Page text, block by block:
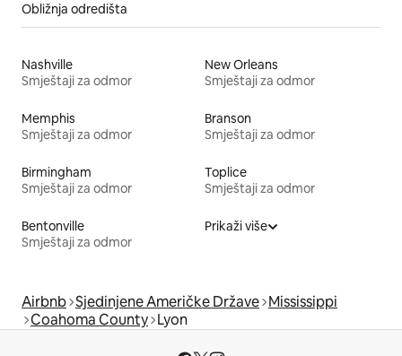
Obližnja odredišta
Nashville
Smještaji za odmor
New Orleans
Smještaji za odmor
Memphis
Smještaji za odmor
Branson
Smještaji za odmor
Birmingham
Smještaji za odmor
Toplice
Smještaji za odmor
Bentonville
Smještaji za odmor
Prikaži više
Airbnb Sjedinjene Američke Države Mississippi
Coahoma County Lyon